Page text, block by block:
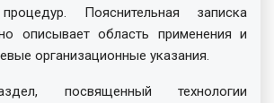
Пояснительная записка
описывает область применения и
организационные указания.
посвященный технологии